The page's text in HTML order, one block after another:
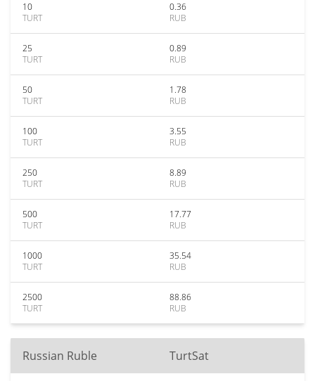
10
TURT
0.36
RUB
25
TURT
0.89
RUB
50
TURT
1.78
RUB
100
TURT
3.55
RUB
250
TURT
8.89
RUB
500
TURT
17.77
RUB
1000
TURT
35.54
RUB
2500
TURT
88.86
RUB
Russian Ruble TurtSat